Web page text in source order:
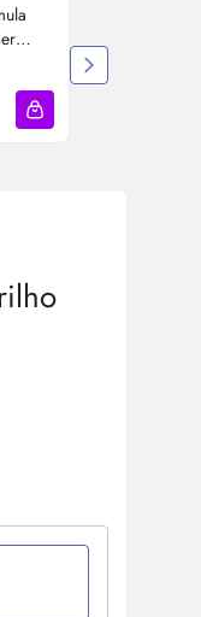
Adicionar à sacola